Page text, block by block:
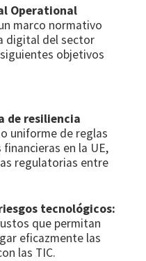
Operational
marco normativo
digital del sector
objetivos
de resiliencia
uniforme de reglas
en la UE,
regulatorias entre
tecnológicos:
que permitan
eficazmente las
las TIC.